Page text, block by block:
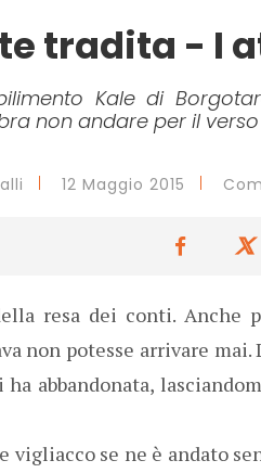
tradita - I
Kale di
non andare per il
12 Maggio 2015
resa dei conti. Anche
non potesse arrivare
abbandonata,
vigliacco se ne è andato